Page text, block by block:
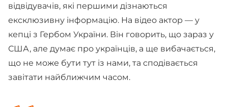
відвідувачів, які першими дізнаються
ексклюзивну інформацію. На відео актор — у
кепці з Гербом України. Він говорить, що зараз у
США, але думає про українців, а ще вибачається,
що не може бути тут із нами, та сподівається
завітати найближчим часом.